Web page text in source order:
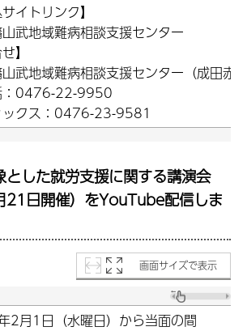
サイトリンク】
武地域難病相談支援センター
】
武地域難病相談支援センター（成田
0476-22-9950
クス：0476-23-9581
とした就労支援に関する講演会
21日開催）をYouTube配信しま
画面サイズで表示
2月1日（水曜日）から当面の間